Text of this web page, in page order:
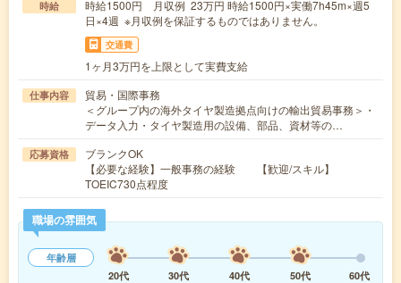
時給
時給1500円 月収例 23万円 時給1500円×実働7h45m×週5
日×4週 ※月収例を保証するものではありません。
交通費
1ヶ月3万円を上限として実費支給
仕事内容
貿易・国際事務
＜グループ内の海外タイヤ製造拠点向けの輸出貿易事務＞・
データ入力・タイヤ製造用の設備、部品、資材等の…
応募資格
ブランクOK
【必要な経験】一般事務の経験 【歓迎/スキル】
TOEIC730点程度
職場の雰囲気
年齢層
20代
30代 40代 50代
60代